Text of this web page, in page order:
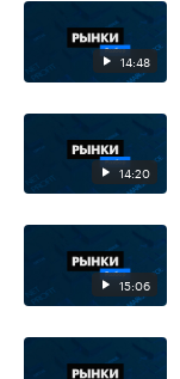
14:48
14:20
15:06